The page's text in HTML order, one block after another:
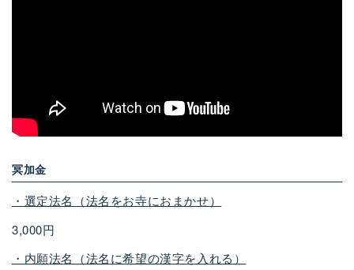
冥加金
・選定法名 （法名をお寺におまかせ）
3,000円
・内願法名（法名に希望の漢字を入れる）